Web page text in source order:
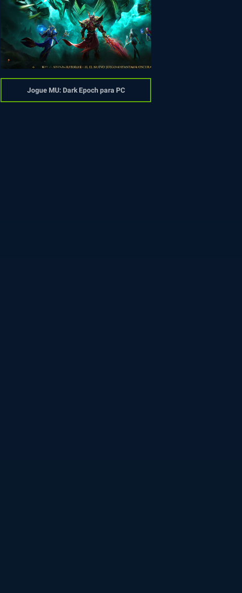
Jogue MU: Dark Epoch para PC